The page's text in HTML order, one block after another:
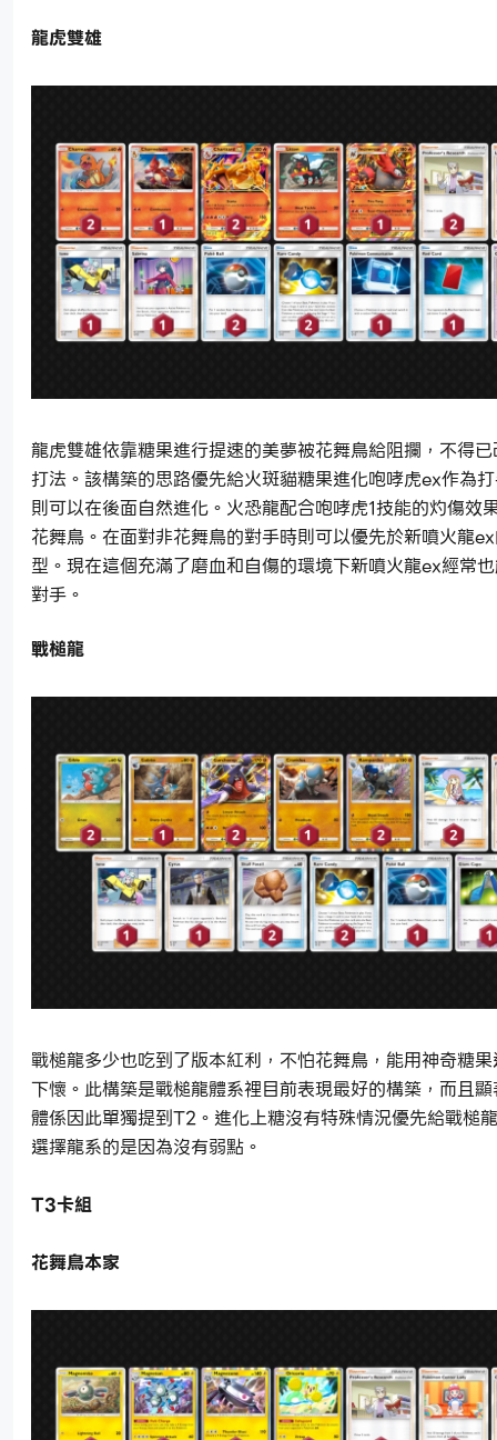
龍虎雙雄
龍虎雙雄依靠糖果進行提速的美夢被花舞鳥給阻攔，不得
打法。該構築的思路優先給火斑貓糖果進化咆哮虎ex作為
則可以在後面自然進化。火恐龍配合咆哮虎1技能的灼傷效
花舞鳥。在面對非花舞鳥的對手時則可以優先於新噴火龍
型。現在這個充滿了磨血和自傷的環境下新噴火龍ex經常
對手。
戰槌龍
戰槌龍多少也吃到了版本紅利，不怕花舞鳥，能用神奇糖
下懷。此構築是戰槌龍體系裡目前表現最好的構築，而且
體係因此單獨提到T2。進化上糖沒有特殊情況優先給戰槌
選擇龍系的是因為沒有弱點。
T3卡組
花舞鳥本家